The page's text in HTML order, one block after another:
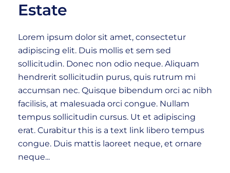
Estate
Lorem ipsum dolor sit amet, consectetur
adipiscing elit. Duis mollis et sem sed
sollicitudin. Donec non odio neque. Aliquam
hendrerit sollicitudin purus, quis rutrum mi
accumsan nec. Quisque bibendum orci ac nibh
facilisis, at malesuada orci congue. Nullam
tempus sollicitudin cursus. Ut et adipiscing
erat. Curabitur this is a text link libero tempus
congue. Duis mattis laoreet neque, et ornare
neque...